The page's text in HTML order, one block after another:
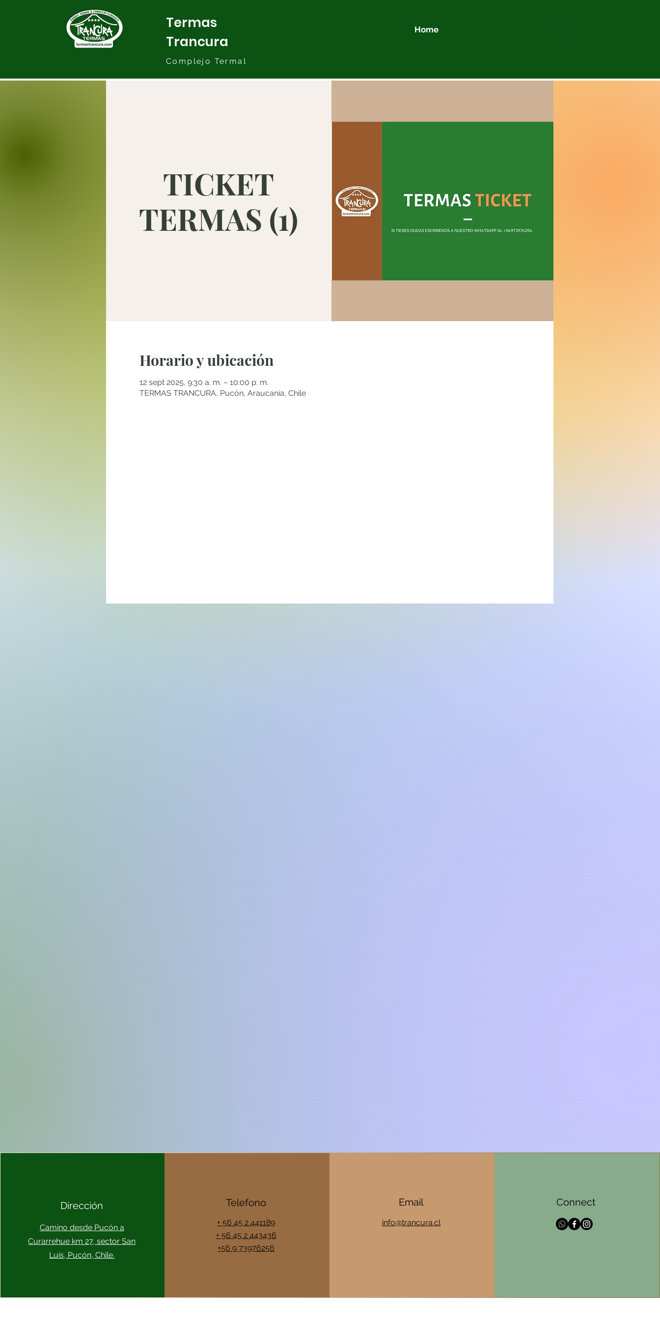
Termas
Trancura
Complejo Termal
Home
TICKET
TERMAS (1)
Horario y ubicación
12 sept 2025, 9:30 a. m. – 10:00 p. m.
TERMAS TRANCURA, Pucón, Araucanía, Chile
Dirección
Camino desde Pucón a
Curarrehue km 27, sector San
Luis, Pucón, Chile.
Telefono
+ 56 45 2 441189
+ 56 45 2 443436
+56 9 73976256
Email
info@trancura.cl
Connect